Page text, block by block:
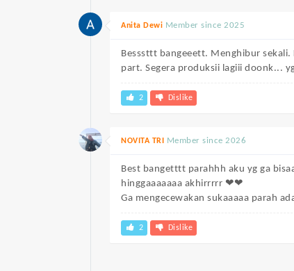
Anita Dewi Member since 2025
Besssttt bangeeett. Menghibur
part. Segera produksii lagiii doonk...
2 Dislike
NOVITA TRI Member since 2026
Best bangetttt parahhh aku yg ga
hinggaaaaaaa akhirrrrr ❤❤
Ga mengecewakan sukaaaaa parah
2 Dislike